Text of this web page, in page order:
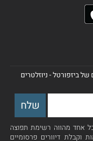
ביזפורטל - ניוזלטרים
אחד מהווה רשימת תפוצה
וקבלת דיוורים פרסומיים